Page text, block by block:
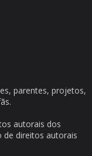
parentes, projetos,
autorais dos
de direitos autorais